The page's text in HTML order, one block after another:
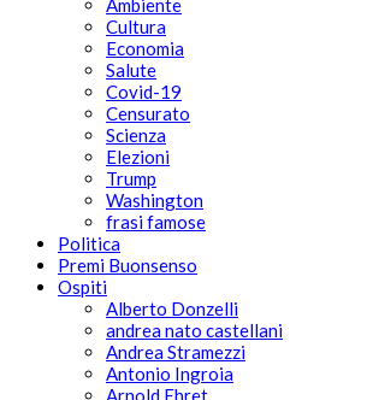
Ambiente
Cultura
Economia
Salute
Covid-19
Censurato
Scienza
Elezioni
Trump
Washington
frasi famose
Politica
Premi Buonsenso
Ospiti
Alberto Donzelli
andrea nato castellani
Andrea Stramezzi
Antonio Ingroia
Arnold Ehret